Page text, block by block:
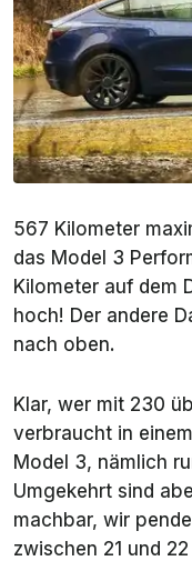
567 Kilometer
das Model 3
Kilometer auf dem
hoch! Der andere
nach oben.
Klar, wer mit 230
verbraucht in
Model 3, nämlich
Umgekehrt sind
machbar, wir
zwischen 21 und